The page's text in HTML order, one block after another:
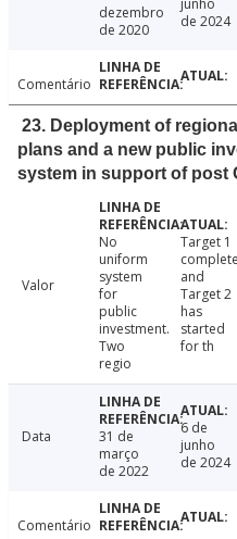
dezembro
de 2020
junho
de 2024
Comentário
23. Deployment of
plans and a new public
system in support of post
Valor
No
uniform
system
for
public
investment.
Two
regio
Target 1
and
Target 2
has
started
for th
Data
31 de
março
de 2022
6 de
junho
de 2024
Comentário